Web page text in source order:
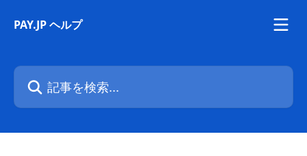
PAY.JP ヘルプ
記事を検索...